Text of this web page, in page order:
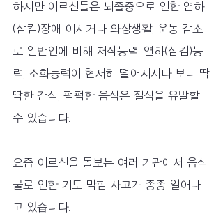
하지만 어르신들은 뇌졸중으로 인한 연하
(삼킴)장애 이시거나 와상생활, 운동 감소
로 일반인에 비해 저작능력, 연하(삼킴)능
력, 소화능력이 현저히 떨어지시다 보니 딱
딱한 간식, 퍽퍽한 음식은 질식을 유발할
수 있습니다.
요즘 어르신을 돌보는 여러 기관에서 음식
물로 인한 기도 막힘 사고가 종종 일어나
고 있습니다.